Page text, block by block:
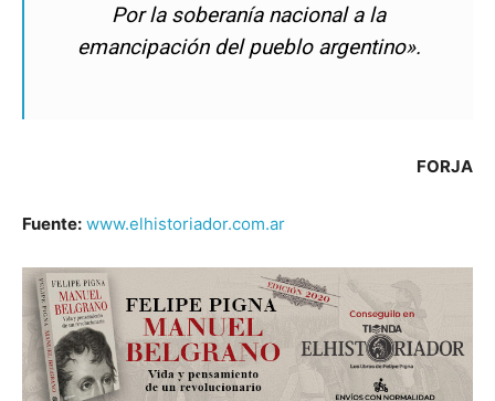
Por la soberanía nacional a la
emancipación del pueblo argentino».
FORJA
Fuente: www.elhistoriador.com.ar